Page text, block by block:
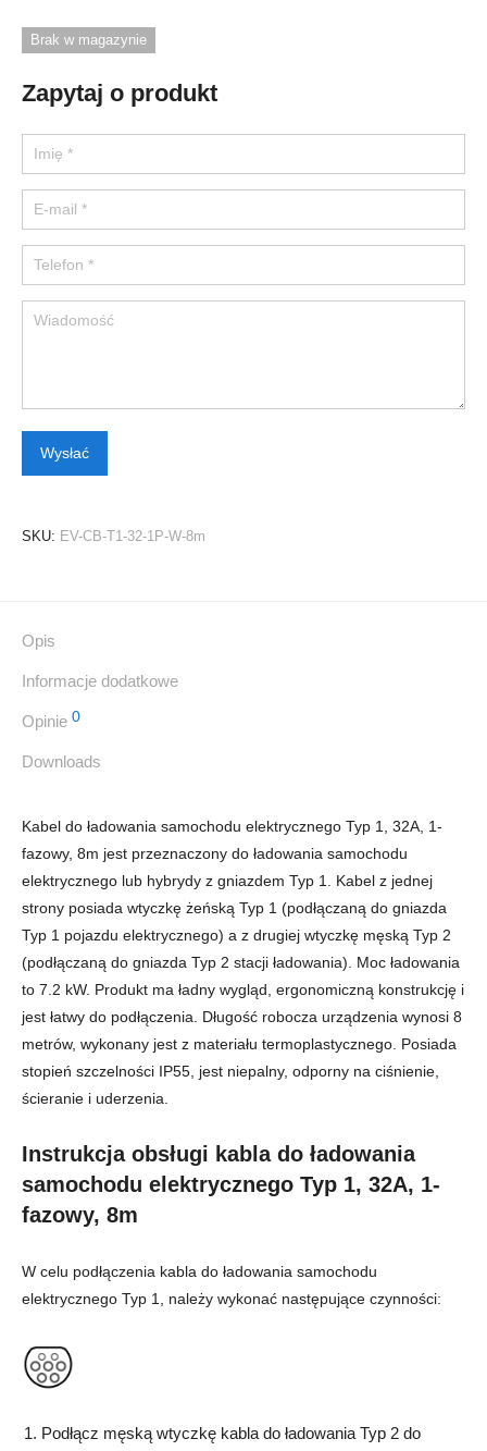
Brak w magazynie
Zapytaj o produkt
SKU: EV-CB-T1-32-1P-W-8m
Opis
Informacje dodatkowe
Opinie 0
Downloads
Kabel do ładowania samochodu elektrycznego Typ 1, 32A, 1-
fazowy, 8m jest przeznaczony do ładowania samochodu
elektrycznego lub hybrydy z gniazdem Typ 1. Kabel z jednej
strony posiada wtyczkę żeńską Typ 1 (podłączaną do gniazda
Typ 1 pojazdu elektrycznego) a z drugiej wtyczkę męską Typ 2
(podłączaną do gniazda Typ 2 stacji ładowania). Moc ładowania
to 7.2 kW. Produkt ma ładny wygląd, ergonomiczną konstrukcję i
jest łatwy do podłączenia. Długość robocza urządzenia wynosi 8
metrów, wykonany jest z materiału termoplastycznego. Posiada
stopień szczelności IP55, jest niepalny, odporny na ciśnienie,
ścieranie i uderzenia.
Instrukcja obsługi kabla do ładowania
samochodu elektrycznego Typ 1, 32A, 1-
fazowy, 8m
W celu podłączenia kabla do ładowania samochodu
elektrycznego Typ 1, należy wykonać następujące czynności:
Podłącz męską wtyczkę kabla do ładowania Typ 2 do